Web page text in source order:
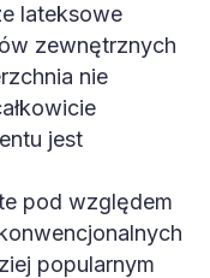
lateksowe
zewnętrznych
nie
jest
pod względem
popularnym